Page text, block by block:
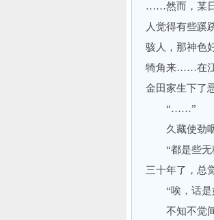
……然而，某日
人觉得有些蹊
骇人，那神色
犄角来……在江
金田家生下了
“……”
久藏使劲咽
“都是些无
三十年了，总
“唉，话是
不知不觉间